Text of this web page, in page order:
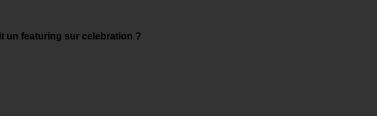
un featuring sur celebration ?